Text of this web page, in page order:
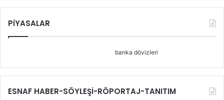
PİYASALAR
banka dövizleri
ESNAF HABER-SÖYLEŞİ-RÖPORTAJ-TANITIM